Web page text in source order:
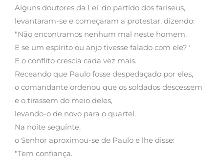
Alguns doutores da Lei, do partido dos fariseus,
levantaram-se e começaram a protestar, dizendo:
"Não encontramos nenhum mal neste homem.
E se um espírito ou anjo tivesse falado com ele?"
E o conflito crescia cada vez mais.
Receando que Paulo fosse despedaçado por eles,
o comandante ordenou que os soldados descessem
e o tirassem do meio deles,
levando-o de novo para o quartel.
Na noite seguinte,
o Senhor aproximou-se de Paulo e lhe disse:
"Tem confiança.